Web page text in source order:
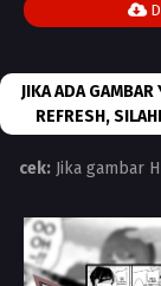
JIKA ADA GAMBAR
REFRESH,
cek: Jika gambar